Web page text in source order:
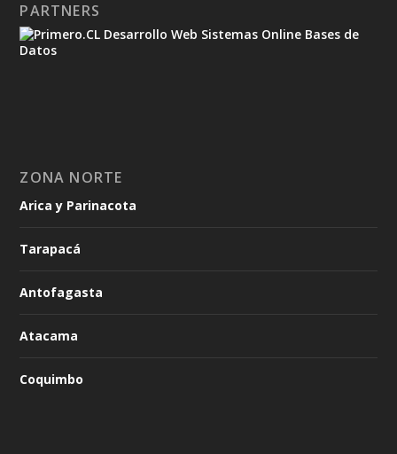
PARTNERS
ZONA NORTE
Arica y Parinacota
Tarapacá
Antofagasta
Atacama
Coquimbo